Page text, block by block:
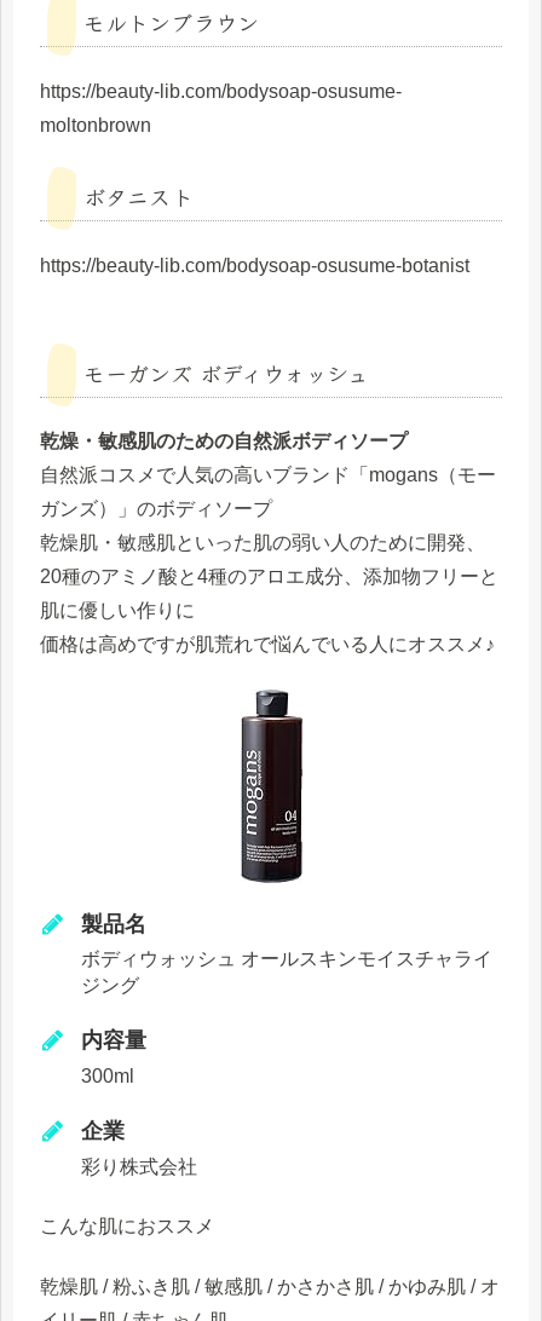
モルトンブラウン
https://beauty-lib.com/bodysoap-osusume-
moltonbrown
ボタニスト
https://beauty-lib.com/bodysoap-osusume-botanist
モーガンズ ボディウォッシュ
乾燥・敏感肌のための自然派ボディソープ
自然派コスメで人気の高いブランド「mogans（モー
ガンズ）」のボディソープ
乾燥肌・敏感肌といった肌の弱い人のために開発、
20種のアミノ酸と4種のアロエ成分、添加物フリーと
肌に優しい作りに
価格は高めですが肌荒れで悩んでいる人にオススメ♪
製品名
ボディウォッシュ オールスキンモイスチャライ
ジング
内容量
300ml
企業
彩り株式会社
こんな肌におススメ
乾燥肌 / 粉ふき肌 / 敏感肌 / かさかさ肌 / かゆみ肌 / オ